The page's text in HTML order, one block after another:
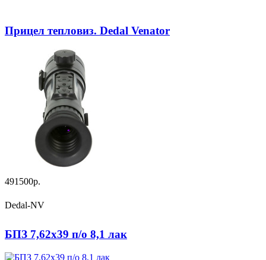
Прицел тепловиз. Dedal Venator
491500р.
Dedal-NV
БПЗ 7,62х39 п/о 8,1 лак